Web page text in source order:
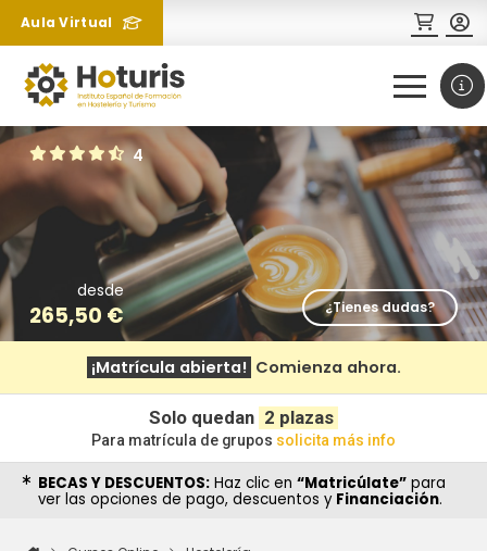
Aula Virtual
4
desde
265,50 € ¿Tienes dudas?
¡Matrícula abierta! Comienza ahora.
Solo quedan 2 plazas
Para matrícula de grupos solicita más info
BECAS Y DESCUENTOS: Haz clic en “Matricúlate” para
ver las opciones de pago, descuentos y Financiación.
¿Necesitas más información
sobre un curso?